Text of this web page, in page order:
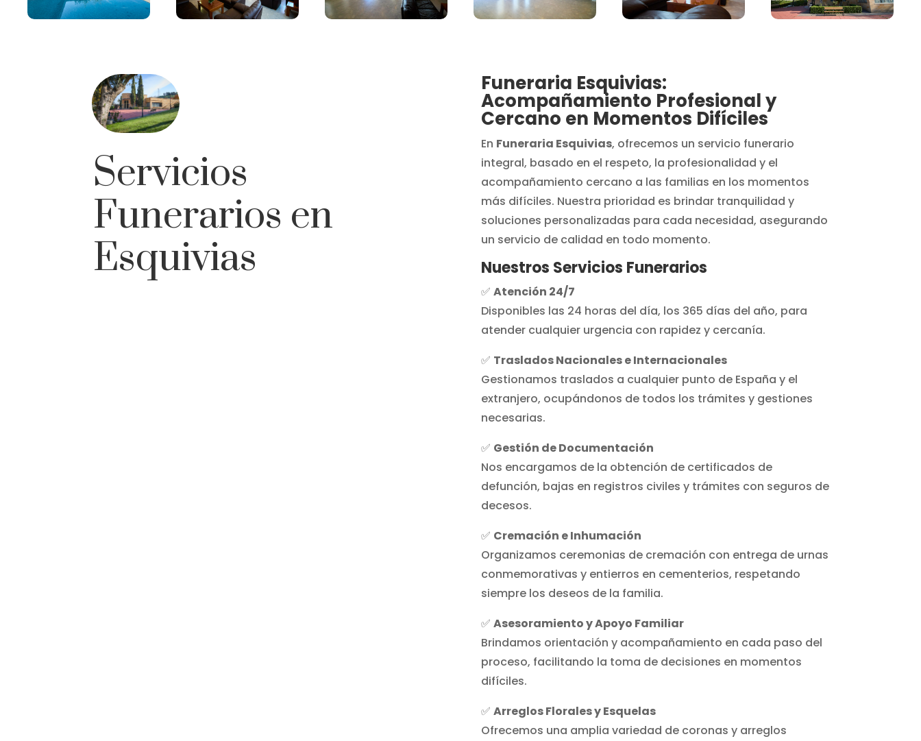
Servicios
Funerarios en
Esquivias
Funeraria Esquivias:
Acompañamiento Profesional y
Cercano en Momentos Difíciles
En Funeraria Esquivias, ofrecemos un servicio funerario
integral, basado en el respeto, la profesionalidad y el
acompañamiento cercano a las familias en los momentos
más difíciles. Nuestra prioridad es brindar tranquilidad y
soluciones personalizadas para cada necesidad, asegurando
un servicio de calidad en todo momento.
Nuestros Servicios Funerarios
✅ Atención 24/7
Disponibles las 24 horas del día, los 365 días del año, para
atender cualquier urgencia con rapidez y cercanía.
✅ Traslados Nacionales e Internacionales
Gestionamos traslados a cualquier punto de España y el
extranjero, ocupándonos de todos los trámites y gestiones
necesarias.
✅ Gestión de Documentación
Nos encargamos de la obtención de certificados de
defunción, bajas en registros civiles y trámites con seguros de
decesos.
✅ Cremación e Inhumación
Organizamos ceremonias de cremación con entrega de urnas
conmemorativas y entierros en cementerios, respetando
siempre los deseos de la familia.
✅ Asesoramiento y Apoyo Familiar
Brindamos orientación y acompañamiento en cada paso del
proceso, facilitando la toma de decisiones en momentos
difíciles.
✅ Arreglos Florales y Esquelas
Ofrecemos una amplia variedad de coronas y arreglos